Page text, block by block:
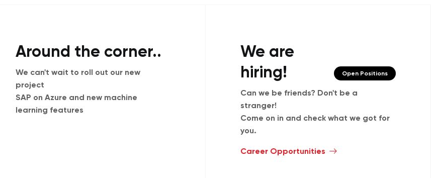
Around the corner..
We can't wait to roll out our new
project
SAP on Azure and new machine
learning features
We are
hiring!
Open Positions
Can we be friends? Don't be a
stranger!
Come on in and check what we got for
you.
Career Opportunities